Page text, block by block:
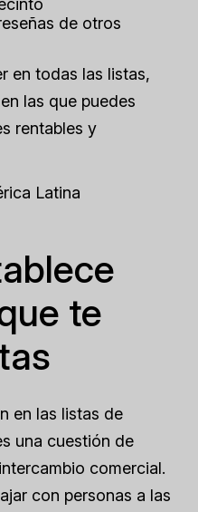
de otros
en todas las listas,
las que puedes
rentables y
Latina
te
en las listas de
una cuestión de
comercial.
con personas a las